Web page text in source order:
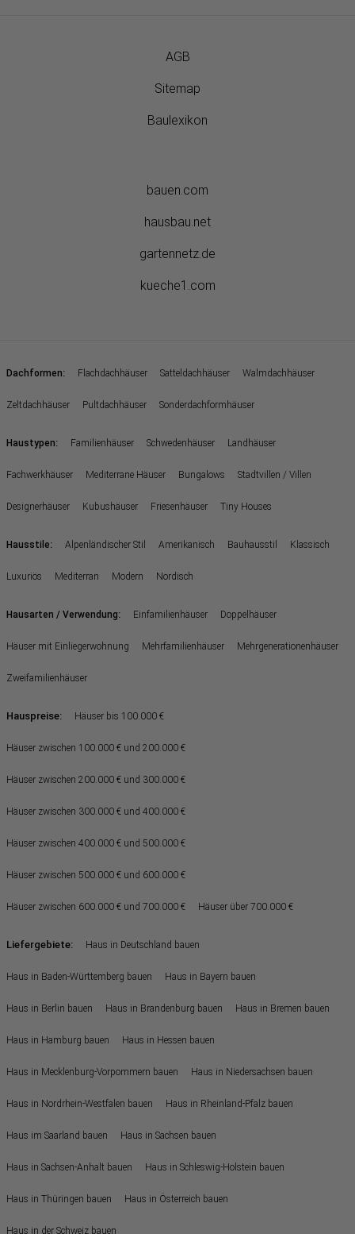
AGB
Sitemap
Baulexikon
bauen.com
hausbau.net
gartennetz.de
kueche1.com
Dachformen: Flachdachhäuser Satteldachhäuser Walmdachhäuser
Zeltdachhäuser Pultdachhäuser Sonderdachformhäuser
Haustypen: Familienhäuser Schwedenhäuser Landhäuser
Fachwerkhäuser Mediterrane Häuser Bungalows Stadtvillen / Villen
Designerhäuser Kubushäuser Friesenhäuser Tiny Houses
Hausstile: Alpenländischer Stil Amerikanisch Bauhausstil Klassisch
Luxuriös Mediterran Modern Nordisch
Hausarten / Verwendung: Einfamilienhäuser Doppelhäuser
Häuser mit Einliegerwohnung Mehrfamilienhäuser Mehrgenerationenhäuser
Zweifamilienhäuser
Hauspreise: Häuser bis 100.000 €
Häuser zwischen 100.000 € und 200.000 €
Häuser zwischen 200.000 € und 300.000 €
Häuser zwischen 300.000 € und 400.000 €
Häuser zwischen 400.000 € und 500.000 €
Häuser zwischen 500.000 € und 600.000 €
Häuser zwischen 600.000 € und 700.000 € Häuser über 700.000 €
Liefergebiete: Haus in Deutschland bauen
Haus in Baden-Württemberg bauen Haus in Bayern bauen
Haus in Berlin bauen Haus in Brandenburg bauen Haus in Bremen bauen
Haus in Hamburg bauen Haus in Hessen bauen
Haus in Mecklenburg-Vorpommern bauen Haus in Niedersachsen bauen
Haus in Nordrhein-Westfalen bauen Haus in Rheinland-Pfalz bauen
Haus im Saarland bauen Haus in Sachsen bauen
Haus in Sachsen-Anhalt bauen Haus in Schleswig-Holstein bauen
Haus in Thüringen bauen Haus in Österreich bauen
Haus in der Schweiz bauen